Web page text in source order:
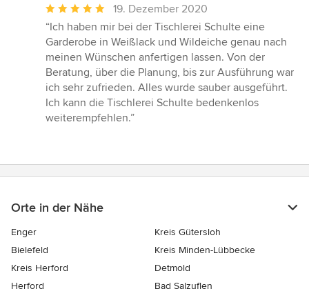
Durchschnittliche
Bewertung:
5
von
5
Sternen
19. Dezember 2020
“Ich haben mir bei der Tischlerei Schulte eine
Garderobe in Weißlack und Wildeiche genau nach
meinen Wünschen anfertigen lassen. Von der
Beratung, über die Planung, bis zur Ausführung war
ich sehr zufrieden. Alles wurde sauber ausgeführt.
Ich kann die Tischlerei Schulte bedenkenlos
weiterempfehlen.”
Orte in der Nähe
Enger
Kreis Gütersloh
Bielefeld
Kreis Minden-Lübbecke
Kreis Herford
Detmold
Herford
Bad Salzuflen